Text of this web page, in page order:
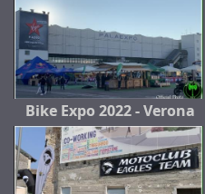
Bike Expo 2022 - Verona